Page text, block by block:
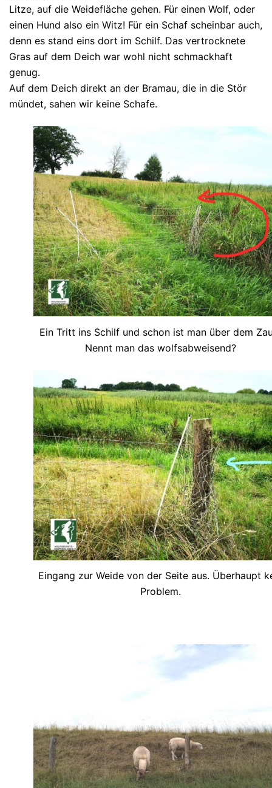
Litze, auf die Weidefläche gehen. Für einen Wolf, oder
einen Hund also ein Witz! Für ein Schaf scheinbar auch,
denn es stand eins dort im Schilf. Das vertrocknete
Gras auf dem Deich war wohl nicht schmackhaft
genug.
Auf dem Deich direkt an der Bramau, die in die Stör
mündet, sahen wir keine Schafe.
Ein Tritt ins Schilf und schon ist man über dem
Nennt man das wolfsabweisend?
Eingang zur Weide von der Seite aus. Überhaupt
Problem.